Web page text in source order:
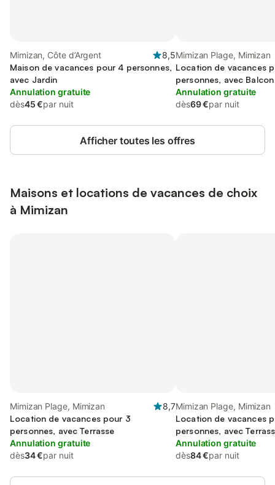
Mimizan, Côte d’Argent
8,5
Maison de vacances pour 4 personnes,
avec Jardin
Annulation gratuite
dès45 €par nuit
Mimizan Plage, Mimizan
Location de vacances
personnes, avec Balcon
Annulation gratuite
dès69 €par nuit
Afficher toutes les offres
Maisons et locations de vacances de choix
à Mimizan
Mimizan Plage, Mimizan
8,7
Location de vacances pour 3
personnes, avec Terrasse
Annulation gratuite
dès34 €par nuit
Mimizan Plage, Mimizan
Location de vacances
personnes, avec
Annulation gratuite
dès84 €par nuit